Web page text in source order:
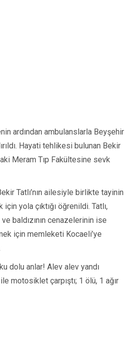
ardından ambulanslarla Beyşehir
Hayati tehlikesi bulunan Bekir
Meram Tıp Fakültesine sevk
Tatlı’nın ailesiyle birlikte tayinin
için yola çıktığı öğrenildi. Tatlı,
baldızının cenazelerinin ise
için memleketi Kocaeli’ye
dolu anlar! Alev alev yandı
motosiklet çarpıştı; 1 ölü, 1 ağır